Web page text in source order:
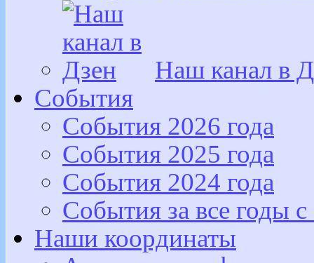
Наш канал в
События
События 2026 года
События 2025 года
События 2024 года
События за все годы
Наши координаты